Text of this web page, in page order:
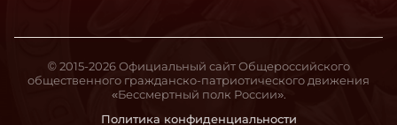
Политика конфиденциальности
© 2015-2026 Официальный сайт Общероссийского
общественного гражданско-патриотического движения
«Бессмертный полк России».